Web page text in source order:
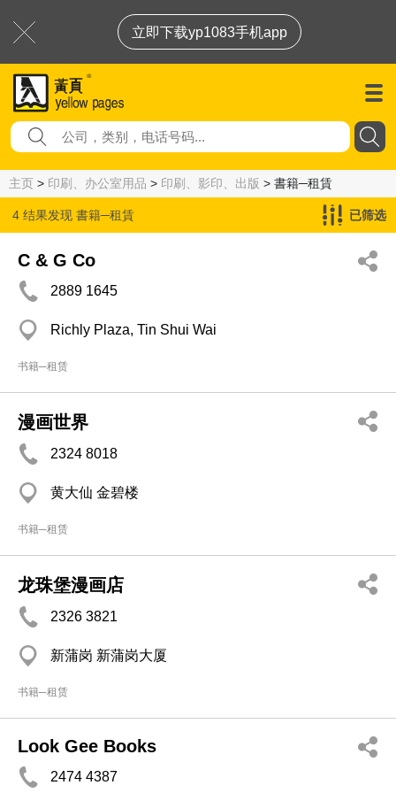
立即下载yp1083手机app
主页 > 印刷、办公室用品 > 印刷、影印、出版 > 書籍─租賃
4 结果发现 書籍─租賃 已筛选
C & G Co
2889 1645
Richly Plaza, Tin Shui Wai
书籍─租赁
漫画世界
2324 8018
黄大仙 金碧楼
书籍─租赁
龙珠堡漫画店
2326 3821
新蒲岗 新蒲岗大厦
书籍─租赁
Look Gee Books
2474 4387